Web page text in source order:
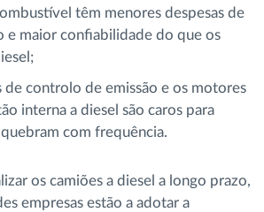
têm menores despesas de
e maior confiabilidade do que os
de controlo de emissão e os motores
interna a diesel são caros para
com frequência.
os camiões a diesel a longo prazo,
empresas estão a adotar a